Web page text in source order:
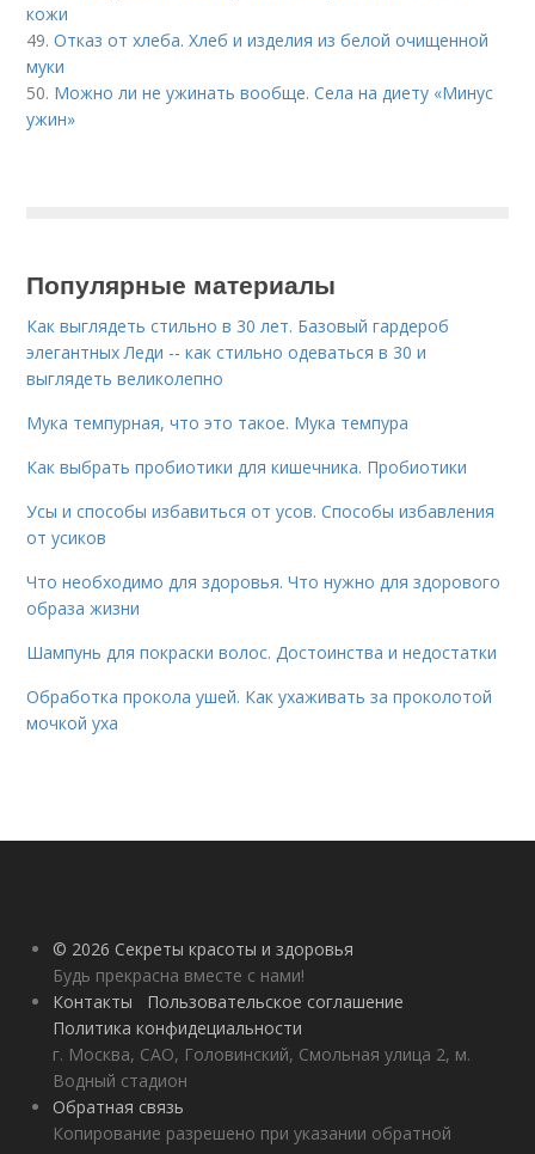
кожи
49.Отказ от хлеба. Хлеб и изделия из белой очищенной
муки
50. Можно ли не ужинать вообще. Села на диету «Минус
ужин»
Популярные материалы
Как выглядеть стильно в 30 лет. Базовый гардероб
элегантных Леди -- как стильно одеваться в 30 и
выглядеть великолепно
Мука темпурная, что это такое. Мука темпура
Как выбрать пробиотики для кишечника. Пробиотики
Усы и способы избавиться от усов. Способы избавления
от усиков
Что необходимо для здоровья. Что нужно для здорового
образа жизни
Шампунь для покраски волос. Достоинства и недостатки
Обработка прокола ушей. Как ухаживать за проколотой
мочкой уха
© 2026 Секреты красоты и здоровья
Будь прекрасна вместе с нами!
Контакты
Пользовательское соглашение
Политика конфидециальности
г. Москва, САО, Головинский, Смольная улица 2, м.
Водный стадион
Обратная связь
Копирование разрешено при указании обратной